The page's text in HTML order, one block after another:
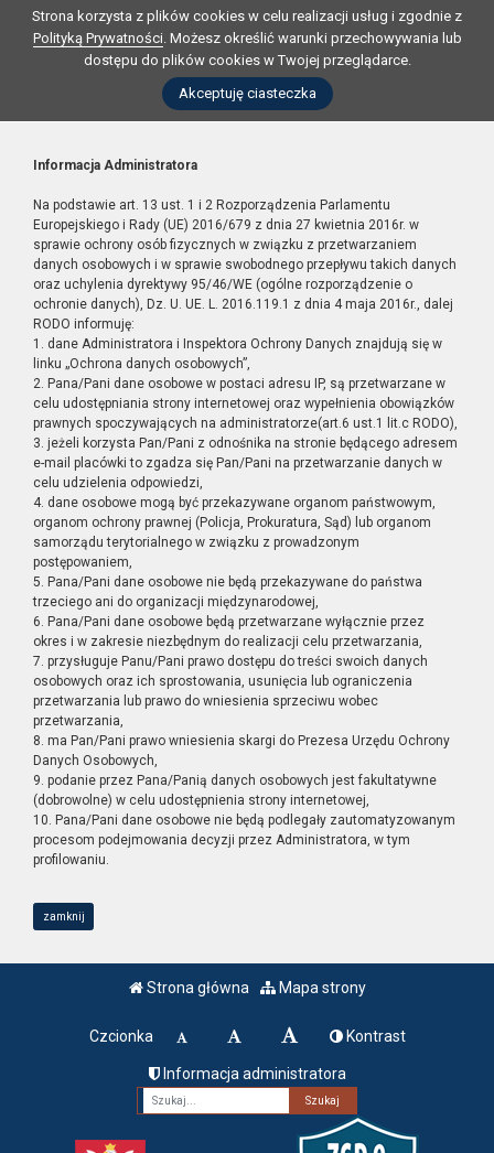
Strona korzysta z plików cookies w celu realizacji usług i zgodnie z
Polityką Prywatności. Możesz określić warunki przechowywania lub
dostępu do plików cookies w Twojej przeglądarce.
Akceptuję ciasteczka
Informacja Administratora
Na podstawie art. 13 ust. 1 i 2 Rozporządzenia Parlamentu
Europejskiego i Rady (UE) 2016/679 z dnia 27 kwietnia 2016r. w
sprawie ochrony osób fizycznych w związku z przetwarzaniem
danych osobowych i w sprawie swobodnego przepływu takich danych
oraz uchylenia dyrektywy 95/46/WE (ogólne rozporządzenie o
ochronie danych), Dz. U. UE. L. 2016.119.1 z dnia 4 maja 2016r., dalej
RODO informuję:
1. dane Administratora i Inspektora Ochrony Danych znajdują się w
linku „Ochrona danych osobowych”,
2. Pana/Pani dane osobowe w postaci adresu IP, są przetwarzane w
celu udostępniania strony internetowej oraz wypełnienia obowiązków
prawnych spoczywających na administratorze(art.6 ust.1 lit.c RODO),
3. jeżeli korzysta Pan/Pani z odnośnika na stronie będącego adresem
e-mail placówki to zgadza się Pan/Pani na przetwarzanie danych w
celu udzielenia odpowiedzi,
4. dane osobowe mogą być przekazywane organom państwowym,
organom ochrony prawnej (Policja, Prokuratura, Sąd) lub organom
samorządu terytorialnego w związku z prowadzonym
postępowaniem,
5. Pana/Pani dane osobowe nie będą przekazywane do państwa
trzeciego ani do organizacji międzynarodowej,
6. Pana/Pani dane osobowe będą przetwarzane wyłącznie przez
okres i w zakresie niezbędnym do realizacji celu przetwarzania,
7. przysługuje Panu/Pani prawo dostępu do treści swoich danych
osobowych oraz ich sprostowania, usunięcia lub ograniczenia
przetwarzania lub prawo do wniesienia sprzeciwu wobec
przetwarzania,
8. ma Pan/Pani prawo wniesienia skargi do Prezesa Urzędu Ochrony
Danych Osobowych,
9. podanie przez Pana/Panią danych osobowych jest fakultatywne
(dobrowolne) w celu udostępnienia strony internetowej,
10. Pana/Pani dane osobowe nie będą podlegały zautomatyzowanym
procesom podejmowania decyzji przez Administratora, w tym
profilowaniu.
zamknij
Strona główna Mapa strony
Czcionka Kontrast
Informacja administratora
Fraza